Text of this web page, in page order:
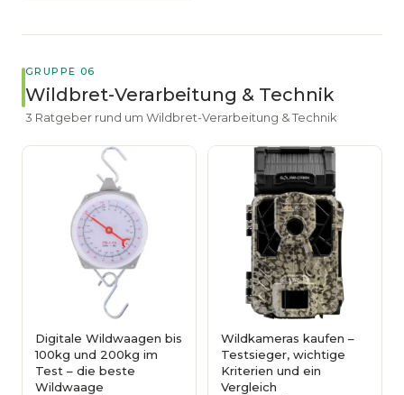
GRUPPE 06
Wildbret-Verarbeitung & Technik
3 Ratgeber rund um Wildbret-Verarbeitung & Technik
Digitale Wildwaagen bis
100kg und 200kg im
Test – die beste
Wildwaage
Wildkameras kaufen –
Testsieger, wichtige
Kriterien und ein
Vergleich